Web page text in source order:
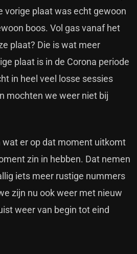
vorige plaat was echt gewoon
boos. Vol gas vanaf het
plaat? Die is wat meer
plaat is in de Corona periode
in heel veel losse sessies
mochten we weer niet bij
wat er op dat moment uitkomt
zin in hebben. Dat nemen
iets meer rustige nummers
zijn nu ook weer met nieuw
weer van begin tot eind